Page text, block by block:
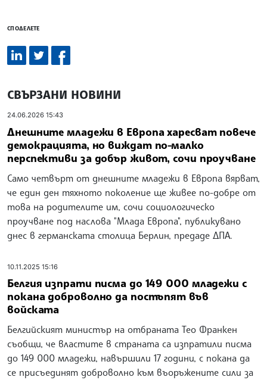
СПОДЕЛЕТЕ
СВЪРЗАНИ НОВИНИ
24.06.2026 15:43
Днешните младежи в Европа харесват повече
демокрацията, но виждат по-малко
перспективи за добър живот, сочи проучване
Само четвърт от днешните младежи в Европа вярват,
че един ден тяхното поколение ще живее по-добре от
това на родителите им, сочи социологическо
проучване под наслова "Млада Европа", публикувано
днес в германската столица Берлин, предаде ДПА.
10.11.2025 15:16
Белгия изпрати писма до 149 000 младежи с
покана доброволно да постъпят във
войската
Белгийският министър на отбраната Тео Франкен
съобщи, че властите в страната са изпратили писма
до 149 000 младежи, навършили 17 години, с покана да
се присъединят доброволно към въоръжените сили за